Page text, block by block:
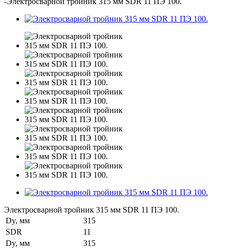
Электросварной тройник 315 мм SDR 11 ПЭ 100.
Dy, мм
315
SDR
11
Dy, мм
315